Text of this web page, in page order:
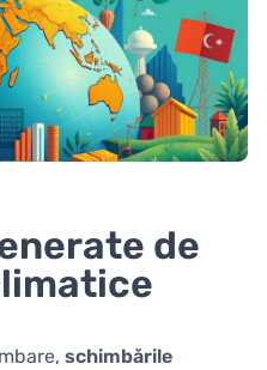
de
schimbările